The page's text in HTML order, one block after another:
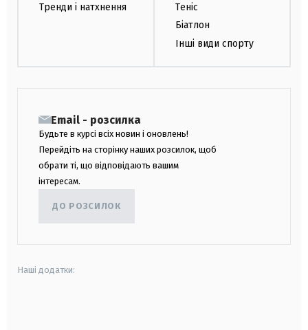
Тренди і натхнення
Теніс
Біатлон
Інші види спорту
Email - розсилка
Будьте в курсі всіх новин і оновлень!
Перейдіть на сторінку наших розсилок, щоб
обрати ті, що відповідають вашим
інтересам.
ДО РОЗСИЛОК
Наші додатки: